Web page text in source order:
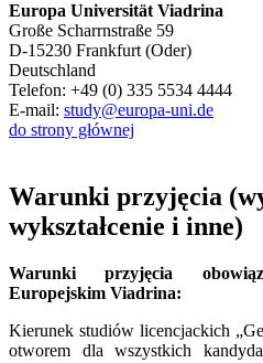
Europa Universität Viadrina
Große Scharrnstraße 59
D-15230 Frankfurt (Oder)
Deutschland
Telefon: +49 (0) 335 5534 4444
E-mail: study@europa-uni.de
do strony głównej
Warunki przyjęcia
wykształcenie i inne)
Warunki przyjęcia
Europejskim Viadrina:
Kierunek studiów licencjackich
otworem dla wszystkich